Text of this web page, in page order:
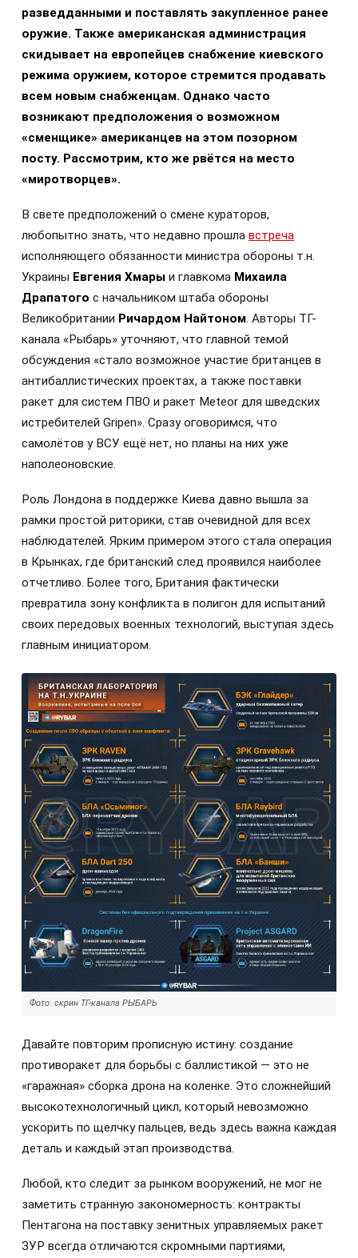
разведданными и поставлять закупленное ранее
оружие. Также американская администрация
скидывает на европейцев снабжение киевского
режима оружием, которое стремится продавать
всем новым снабженцам. Однако часто
возникают предположения о возможном
«сменщике» американцев на этом позорном
посту. Рассмотрим, кто же рвётся на место
«миротворцев».
В свете предположений о смене кураторов,
любопытно знать, что недавно прошла встреча
исполняющего обязанности министра обороны т.н.
Украины Евгения Хмары и главкома Михаила
Драпатого с начальником штаба обороны
Великобритании Ричардом Найтоном. Авторы ТГ-
канала «Рыбарь» уточняют, что главной темой
обсуждения «стало возможное участие британцев в
антибаллистических проектах, а также поставки
ракет для систем ПВО и ракет Meteor для шведских
истребителей Gripen». Сразу оговоримся, что
самолётов у ВСУ ещё нет, но планы на них уже
наполеоновские.
Роль Лондона в поддержке Киева давно вышла за
рамки простой риторики, став очевидной для всех
наблюдателей. Ярким примером этого стала операция
в Крынках, где британский след проявился наиболее
отчетливо. Более того, Британия фактически
превратила зону конфликта в полигон для испытаний
своих передовых военных технологий, выступая здесь
главным инициатором.
Фото: скрин ТГ-канала РЫБАРЬ
Давайте повторим прописную истину: создание
противоракет для борьбы с баллистикой — это не
«гаражная» сборка дрона на коленке. Это сложнейший
высокотехнологичный цикл, который невозможно
ускорить по щелчку пальцев, ведь здесь важна каждая
деталь и каждый этап производства.
Любой, кто следит за рынком вооружений, не мог не
заметить странную закономерность: контракты
Пентагона на поставку зенитных управляемых ракет
ЗУР всегда отличаются скромными партиями,